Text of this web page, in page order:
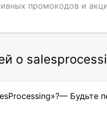
промокодов и
о
Будьте